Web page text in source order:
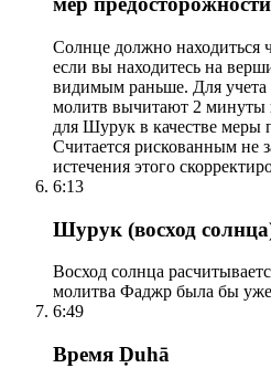
Солнце должно находиться
если вы находитесь на
видимым раньше. Для учета
молитв вычитают 2 минуты
для Шурук в качестве меры
Считается рискованным не
истечения этого
6:13
Шурук (восход
Восход солнца
молитва Фаджр была бы
6:49
Время Ḍuhā